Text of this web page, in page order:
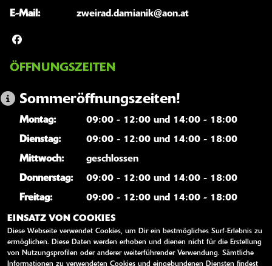
E-Mail:
zweirad.damianik@aon.at
ÖFFNUNGSZEITEN
Sommeröffnungszeiten!
Montag:
09:00 - 12:00 und 14:00 - 18:00
Dienstag:
09:00 - 12:00 und 14:00 - 18:00
Mittwoch:
geschlossen
Donnerstag:
09:00 - 12:00 und 14:00 - 18:00
Freitag:
09:00 - 12:00 und 14:00 - 18:00
Samstag:
geschlossen
Sonntag:
geschlossen
EINSATZ VON COOKIES
Diese Webseite verwendet Cookies, um Dir ein bestmögliches Surf-Erlebnis zu
ermöglichen. Diese Daten werden erhoben und dienen nicht für die Erstellung
von Nutzungsprofilen oder anderer weiterführender Verwendung. Sämtliche
Informationen zu verwendeten Cookies und eingebundenen Diensten findest